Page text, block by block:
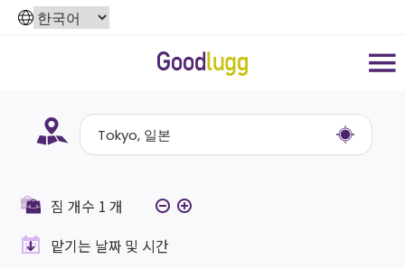
짐 개수 1 개
맡기는 날짜 및 시간